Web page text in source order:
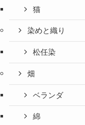
猫
染めと織り
松任染
畑
ベランダ
綿